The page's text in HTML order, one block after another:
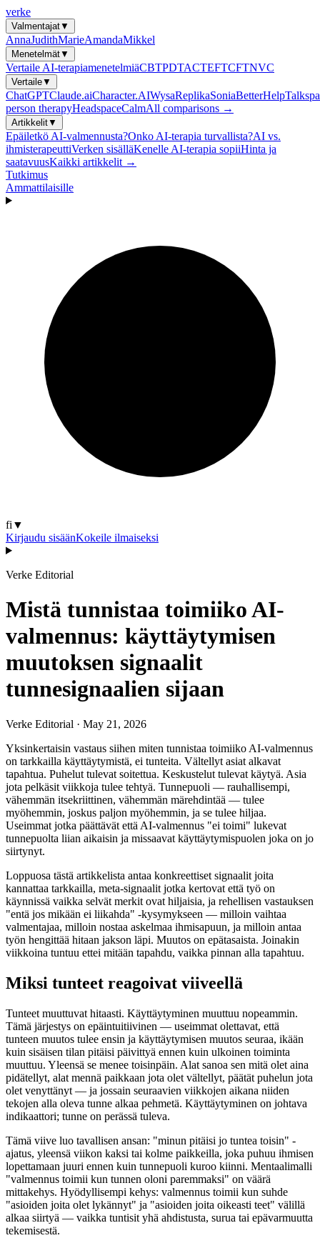
verke
Valmentajat▼
AnnaJudithMarieAmandaMikkel
Menetelmät▼
Vertaile AI-terapiamenetelmiäCBTPDTACTEFTCFTNVC
Vertaile▼
ChatGPTClaude.aiCharacter.AIWysaReplikaSoniaBetterHelp
person therapyHeadspaceCalmAll comparisons →
Artikkelit▼
Epäiletkö AI-valmennusta?Onko AI-terapia turvallista?AI vs.
ihmisterapeuttiVerken sisälläKenelle AI-terapia sopiiHinta ja
saatavuusKaikki artikkelit →
Tutkimus
Ammattilaisille
fi ▼
Kirjaudu sisäänKokeile ilmaiseksi
Verke Editorial
Mistä tunnistaa toimiiko AI-
valmennus: käyttäytymisen
muutoksen signaalit
tunnesignaalien sijaan
Verke Editorial · May 21, 2026
Yksinkertaisin vastaus siihen miten tunnistaa toimiiko AI-valmennus
on tarkkailla käyttäytymistä, ei tunteita. Vältellyt asiat alkavat
tapahtua. Puhelut tulevat soitettua. Keskustelut tulevat käytyä. Asia
jota pelkäsit viikkoja tulee tehtyä. Tunnepuoli — rauhallisempi,
vähemmän itsekriittinen, vähemmän märehdintää — tulee
myöhemmin, joskus paljon myöhemmin, ja se tulee hiljaa.
Useimmat jotka päättävät että AI-valmennus "ei toimi" lukevat
tunnepuolta liian aikaisin ja missaavat käyttäytymispuolen joka on jo
siirtynyt.
Loppuosa tästä artikkelista antaa konkreettiset signaalit joita
kannattaa tarkkailla, meta-signaalit jotka kertovat että työ on
käynnissä vaikka selvät merkit ovat hiljaisia, ja rehellisen vastauksen
"entä jos mikään ei liikahda" -kysymykseen — milloin vaihtaa
valmentajaa, milloin nostaa askelmaa ihmisapuun, ja milloin antaa
työn hengittää hitaan jakson läpi. Muutos on epätasaista. Joinakin
viikkoina tuntuu ettei mitään tapahdu, vaikka pinnan alla tapahtuu.
Miksi tunteet reagoivat viiveellä
Tunteet muuttuvat hitaasti. Käyttäytyminen muuttuu nopeammin.
Tämä järjestys on epäintuitiivinen — useimmat olettavat, että
tunteen muutos tulee ensin ja käyttäytymisen muutos seuraa, ikään
kuin sisäisen tilan pitäisi päivittyä ennen kuin ulkoinen toiminta
muuttuu. Yleensä se menee toisinpäin. Alat sanoa sen mitä olet aina
pidätellyt, alat mennä paikkaan jota olet vältellyt, päätät puhelun jota
olet venyttänyt — ja jossain seuraavien viikkojen aikana niiden
tekojen alla oleva tunne alkaa pehmetä. Käyttäytyminen on johtava
indikaattori; tunne on perässä tuleva.
Tämä viive luo tavallisen ansan: "minun pitäisi jo tuntea toisin" -
ajatus, yleensä viikon kaksi tai kolme paikkeilla, joka puhuu ihmisen
lopettamaan juuri ennen kuin tunnepuoli kuroo kiinni. Mentaalimalli
"valmennus toimii kun tunnen oloni paremmaksi" on väärä
mittakehys. Hyödyllisempi kehys: valmennus toimii kun suhde
"asioiden joita olet lykännyt" ja "asioiden joita oikeasti teet" välillä
alkaa siirtyä — vaikka tuntisit yhä ahdistusta, surua tai epävarmuutta
tekemisestä.